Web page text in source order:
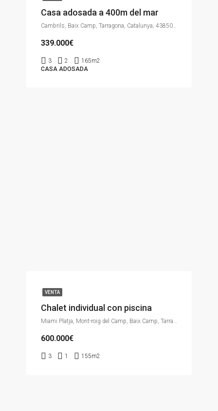
Casa adosada a 400m del mar
Cambrils, Baix Camp, Tarragona, Catalunya, 43850, España
339.000€
3 2
165m2
CASA ADOSADA
VENTA
Chalet individual con piscina
Miami Platja, Mont-roig del Camp, Baix Camp, Tarragona, Catalunya, 43300, España
600.000€
3 1 155m2